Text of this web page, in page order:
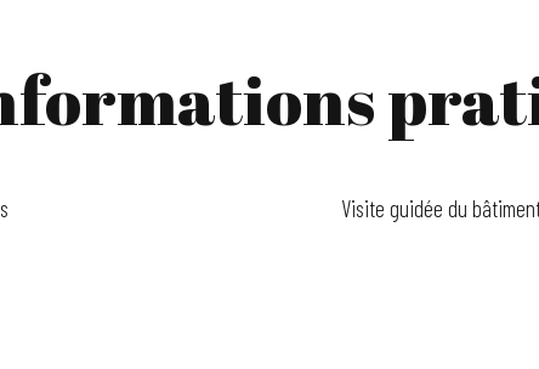
Visite guidée du